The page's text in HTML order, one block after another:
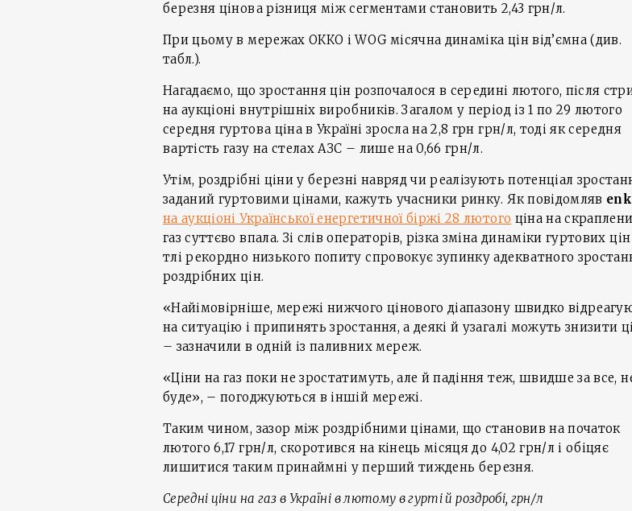
березня цінова різниця між сегментами становить 2,43 грн/л.
При цьому в мережах ОККО і WOG місячна динаміка цін від’ємна (див.
табл.).
Нагадаємо, що зростання цін розпочалося в середині лютого, після
на аукціоні внутрішніх виробників. Загалом у період із 1 по 29 лютого
середня гуртова ціна в Україні зросла на 2,8 грн грн/л, тоді як середня
вартість газу на стелах АЗС – лише на 0,66 грн/л.
Утім, роздрібні ціни у березні навряд чи реалізують потенціал
заданий гуртовими цінами, кажуть учасники ринку. Як повідомляв
на аукціоні Української енергетичної біржі 28 лютого ціна на
газ суттєво впала. Зі слів операторів, різка зміна динаміки гуртових
тлі рекордно низького попиту спровокує зупинку адекватного
роздрібних цін.
«Найімовірніше, мережі нижчого цінового діапазону швидко
на ситуацію і припинять зростання, а деякі й узагалі можуть знизити
– зазначили в одній із паливних мереж.
«Ціни на газ поки не зростатимуть, але й падіння теж, швидше за все,
буде», – погоджуються в іншій мережі.
Таким чином, зазор між роздрібними цінами, що становив на початок
лютого 6,17 грн/л, скоротився на кінець місяця до 4,02 грн/л і обіцяє
лишитися таким принаймні у перший тиждень березня.
Середні ціни на газ в Україні в лютому в гурті й роздробі, грн/л